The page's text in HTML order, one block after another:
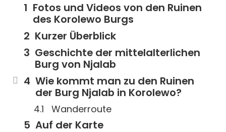
Fotos und Videos von den Ruinen
des Korolewo Burgs
Kurzer Überblick
Geschichte der mittelalterlichen
Burg von Njalab
Wie kommt man zu den Ruinen
der Burg Njalab in Korolewo?
Wanderroute
Auf der Karte